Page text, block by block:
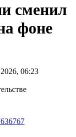
сменил
фоне
06:23